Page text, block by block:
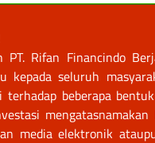
PT. Rifan Financindo
kepada seluruh
beberapa
mengatasnamakan
media elektronik